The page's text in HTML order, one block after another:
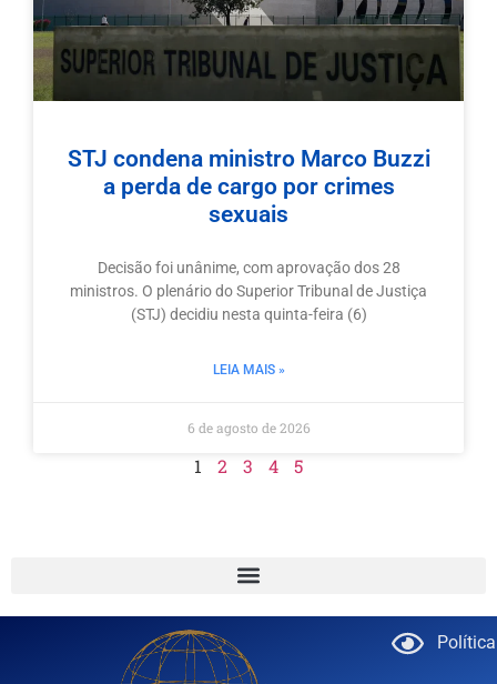
STJ condena ministro Marco Buzzi
a perda de cargo por crimes
sexuais
Decisão foi unânime, com aprovação dos 28
ministros. O plenário do Superior Tribunal de Justiça
(STJ) decidiu nesta quinta-feira (6)
LEIA MAIS »
6 de agosto de 2026
1 2 3 4 5